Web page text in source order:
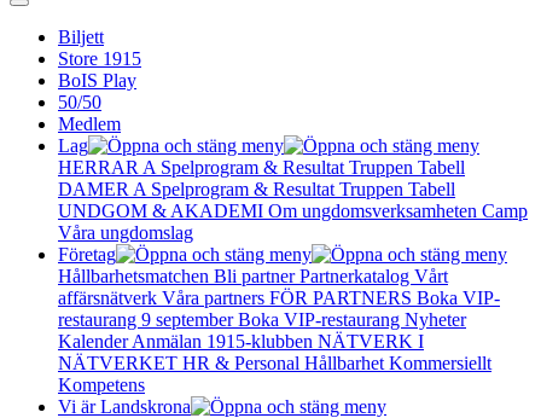
Biljett
Store 1915
BoIS Play
50/50
Medlem
Lag
HERRAR A Spelprogram & Resultat Truppen Tabell
DAMER A Spelprogram & Resultat Truppen Tabell
UNDGOM & AKADEMI Om ungdomsverksamheten Camp
Våra ungdomslag
Företag
Hållbarhetsmatchen Bli partnerPartnerkatalog Vårt
affärsnätverk Våra partners FÖR PARTNERS Boka VIP-
restaurang 9 septemberBoka VIP-restaurang Nyheter
KalenderAnmälan 1915-klubben NÄTVERK I
NÄTVERKET HR & Personal Hållbarhet Kommersiellt
Kompetens
Vi är Landskrona